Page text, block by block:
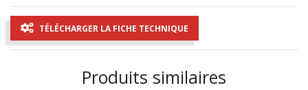
TÉLÉCHARGER LA FICHE TECHNIQUE
Produits similaires